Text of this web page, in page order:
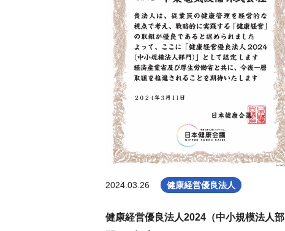
2024.03.26 健康経営優良法人
健康経営優良法人2024（中小規模法人部